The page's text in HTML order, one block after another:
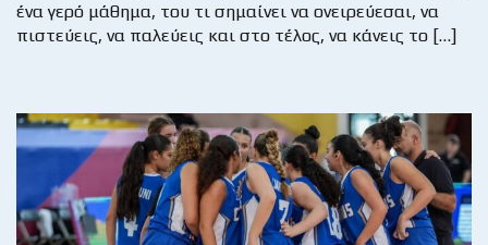
ένα γερό μάθημα, του τι σημαίνει να ονειρεύεσαι, να
πιστεύεις, να παλεύεις και στο τέλος, να κάνεις το […]